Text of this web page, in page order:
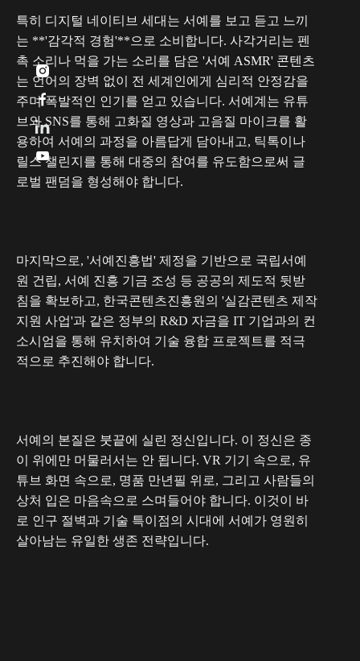
특히 디지털 네이티브 세대는 서예를 보고 듣고 느끼
는 **'감각적 경험'**으로 소비합니다. 사각거리는 펜
촉 소리나 먹을 가는 소리를 담은 '서예 ASMR' 콘텐츠
는 언어의 장벽 없이 전 세계인에게 심리적 안정감을
주며 폭발적인 인기를 얻고 있습니다. 서예계는 유튜
브와 SNS를 통해 고화질 영상과 고음질 마이크를 활
용하여 서예의 과정을 아름답게 담아내고, 틱톡이나
릴스 챌린지를 통해 대중의 참여를 유도함으로써 글
로벌 팬덤을 형성해야 합니다.
마지막으로, '서예진흥법' 제정을 기반으로 국립서예
원 건립, 서예 진흥 기금 조성 등 공공의 제도적 뒷받
침을 확보하고, 한국콘텐츠진흥원의 '실감콘텐츠 제작
지원 사업'과 같은 정부의 R&D 자금을 IT 기업과의 컨
소시엄을 통해 유치하여 기술 융합 프로젝트를 적극
적으로 추진해야 합니다.
서예의 본질은 붓끝에 실린 정신입니다. 이 정신은 종
이 위에만 머물러서는 안 됩니다. VR 기기 속으로, 유
튜브 화면 속으로, 명품 만년필 위로, 그리고 사람들의
상처 입은 마음속으로 스며들어야 합니다. 이것이 바
로 인구 절벽과 기술 특이점의 시대에 서예가 영원히
살아남는 유일한 생존 전략입니다.


